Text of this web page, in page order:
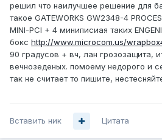
решил что наилучшее решение для
такое GATEWORKS GW2348-4
MINI-PCI + 4 миниписиая таких
бокс http://www.microcom.us/
90 градусов + вч, лан грозозащита,
вечнозеденых. помоему недорого и
так не считает то пишите,
Вставить ник Цитата